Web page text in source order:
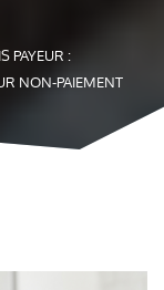
PAYEUR :
NON-PAIEMENT